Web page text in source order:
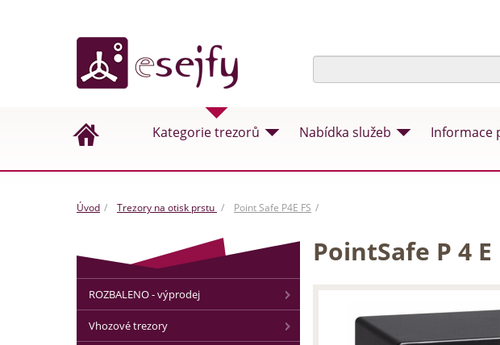
Kategorie trezorů Nabídka služeb Informace
Úvod Trezory na otisk prstu Point Safe P4E FS
PointSafe P 4 E
ROZBALENO - výprodej
Vhozové trezory